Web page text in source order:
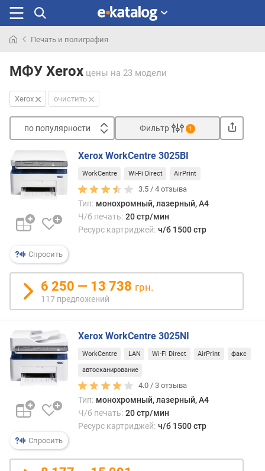
раньше
Печать и полиграфия
МФУ Xerox цены на 23 модели
Xerox очистить
по популярности
п
о
п
п
у
я
р
н
о
с
т
о
т
д
ш
е
ы
х
к
Фильтр 1
Спросить
Xerox WorkCentre 3025BI
WorkCentre Wi-Fi Direct AirPrint
3.5 /4 отзыва
Тип: монохромный, лазерный, A4
Ч/б печать: 20 стр/мин
Ресурс картриджей: ч/б 1500 стр
6 250 — 13 738 грн.
117 предложений
Спросить
Xerox WorkCentre 3025NI
WorkCentre LAN Wi-Fi Direct AirPrint факс
автосканирование
4.0 /3 отзыва
Тип: монохромный, лазерный, A4
Ч/б печать: 20 стр/мин
Ресурс картриджей: ч/б 1500 стр